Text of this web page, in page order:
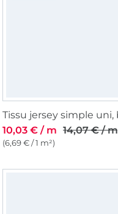
10,03 € / m 14,07 € / m
(6,69 € / 1 m²)